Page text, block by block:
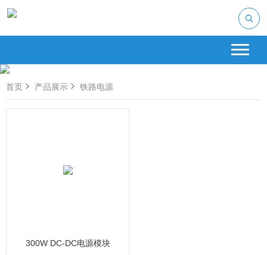
首页 产品展示 铁路电源
300W DC-DC电源模块